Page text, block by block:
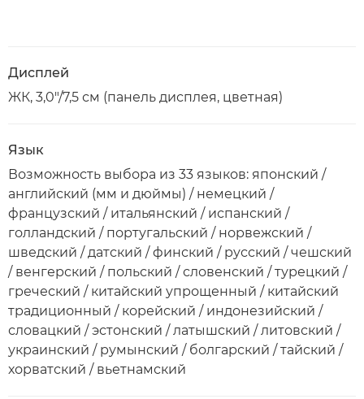
Дисплей
ЖК, 3,0"/7,5 см (панель дисплея, цветная)
Язык
Возможность выбора из 33 языков: японский /
английский (мм и дюймы) / немецкий /
французский / итальянский / испанский /
голландский / португальский / норвежский /
шведский / датский / финский / русский / чешский
/ венгерский / польский / словенский / турецкий /
греческий / китайский упрощенный / китайский
традиционный / корейский / индонезийский /
словацкий / эстонский / латышский / литовский /
украинский / румынский / болгарский / тайский /
хорватский / вьетнамский